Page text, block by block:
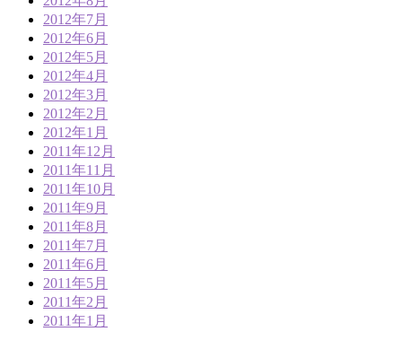
2012年7月
2012年6月
2012年5月
2012年4月
2012年3月
2012年2月
2012年1月
2011年12月
2011年11月
2011年10月
2011年9月
2011年8月
2011年7月
2011年6月
2011年5月
2011年2月
2011年1月